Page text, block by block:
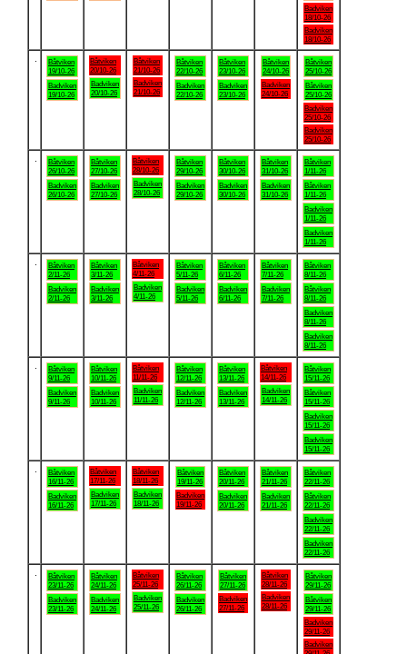
Badviken
18/10-26
Badviken
18/10-26
Båtviken
19/10-26
Badviken
19/10-26
Båtviken
20/10-26
Badviken
20/10-26
Båtviken
21/10-26
Badviken
21/10-26
Båtviken
22/10-26
Badviken
22/10-26
Båtviken
23/10-26
Badviken
23/10-26
Båtviken
24/10-26
Badviken
24/10-26
Båtviken
25/10-26
Båtviken
25/10-26
Badviken
25/10-26
Badviken
25/10-26
Båtviken
26/10-26
Badviken
26/10-26
Båtviken
27/10-26
Badviken
27/10-26
Båtviken
28/10-26
Badviken
28/10-26
Båtviken
29/10-26
Badviken
29/10-26
Båtviken
30/10-26
Badviken
30/10-26
Båtviken
31/10-26
Badviken
31/10-26
Båtviken
1/11-26
Båtviken
1/11-26
Badviken
1/11-26
Badviken
1/11-26
Båtviken
2/11-26
Badviken
2/11-26
Båtviken
3/11-26
Badviken
3/11-26
Båtviken
4/11-26
Badviken
4/11-26
Båtviken
5/11-26
Badviken
5/11-26
Båtviken
6/11-26
Badviken
6/11-26
Båtviken
7/11-26
Badviken
7/11-26
Båtviken
8/11-26
Båtviken
8/11-26
Badviken
8/11-26
Badviken
8/11-26
Båtviken
9/11-26
Badviken
9/11-26
Båtviken
10/11-26
Badviken
10/11-26
Båtviken
11/11-26
Badviken
11/11-26
Båtviken
12/11-26
Badviken
12/11-26
Båtviken
13/11-26
Badviken
13/11-26
Båtviken
14/11-26
Badviken
14/11-26
Båtviken
15/11-26
Båtviken
15/11-26
Badviken
15/11-26
Badviken
15/11-26
Båtviken
16/11-26
Badviken
16/11-26
Båtviken
17/11-26
Badviken
17/11-26
Båtviken
18/11-26
Badviken
18/11-26
Båtviken
19/11-26
Badviken
19/11-26
Båtviken
20/11-26
Badviken
20/11-26
Båtviken
21/11-26
Badviken
21/11-26
Båtviken
22/11-26
Båtviken
22/11-26
Badviken
22/11-26
Badviken
22/11-26
Båtviken
23/11-26
Badviken
23/11-26
Båtviken
24/11-26
Badviken
24/11-26
Båtviken
25/11-26
Badviken
25/11-26
Båtviken
26/11-26
Badviken
26/11-26
Båtviken
27/11-26
Badviken
27/11-26
Båtviken
28/11-26
Badviken
28/11-26
Båtviken
29/11-26
Båtviken
29/11-26
Badviken
29/11-26
Badviken